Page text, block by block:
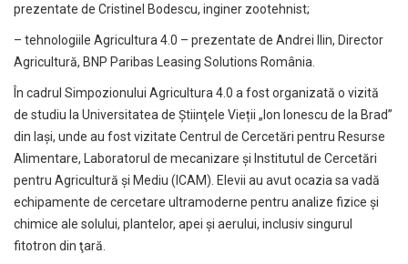
prezentate de Cristinel Bodescu, inginer zootehnist;
– tehnologiile Agricultura 4.0 – prezentate de Andrei Ilin, Director
Agricultură, BNP Paribas Leasing Solutions România.
În cadrul Simpozionului Agricultura 4.0 a fost organizată o vizită
de studiu la Universitatea de Ştiinţele Vieții „Ion Ionescu de la Brad”
din Iaşi, unde au fost vizitate Centrul de Cercetări pentru Resurse
Alimentare, Laboratorul de mecanizare și Institutul de Cercetări
pentru Agricultură şi Mediu (ICAM). Elevii au avut ocazia sa vadă
echipamente de cercetare ultramoderne pentru analize fizice şi
chimice ale solului, plantelor, apei şi aerului, inclusiv singurul
fitotron din ţară.